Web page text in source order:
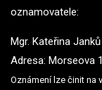
oznamovatele:
Mgr. Kateřina
Adresa: Morseova
Oznámení lze činit na